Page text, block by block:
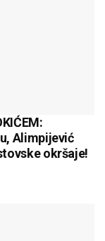
Alimpijević
okršaje!